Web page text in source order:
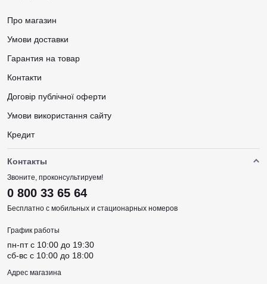
Про магазин
Умови доставки
Гарантия на товар
Контакти
Договір публічної оферти
Умови використання сайту
Кредит
Контакты
Звоните, проконсультируем!
0 800 33 65 64
Бесплатно с мобильных и стационарных номеров
График работы
пн-пт c 10:00 до 19:30
сб-вс c 10:00 до 18:00
Адрес магазина